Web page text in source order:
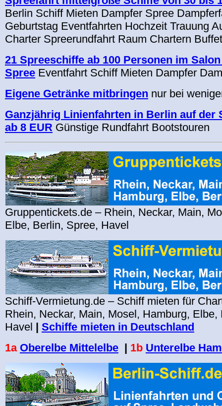
Berlin Schiff Mieten Dampfer Spree
Geburtstag Eventfahrten Hochzeit Trauung
Charter Spreerundfahrt Raum Chartern
21 Spreeschiffe ab 100 Personen im
Spree Eventfahrt Schiff Mieten Dampfer
Eigene Getränke mitbringen nur bei
Ganzjährig Linienfahrten in Berlin auf der
ab 8 EUR Günstige Rundfahrt Bootstouren
Gruppentickets.de – Rhein, Neckar, Main,
Elbe, Berlin, Spree, Havel
Schiff-Vermietung.de – Schiff mieten für
Rhein, Neckar, Main, Mosel, Hamburg, Elbe,
Havel | Schiffe mieten in Deutschland
1a Oberelbe Mittelelbe | 1b Unterelbe